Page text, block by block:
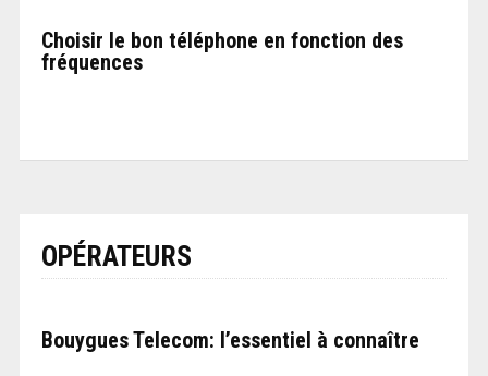
Choisir le bon téléphone en fonction des
fréquences
OPÉRATEURS
Bouygues Telecom: l’essentiel à connaître